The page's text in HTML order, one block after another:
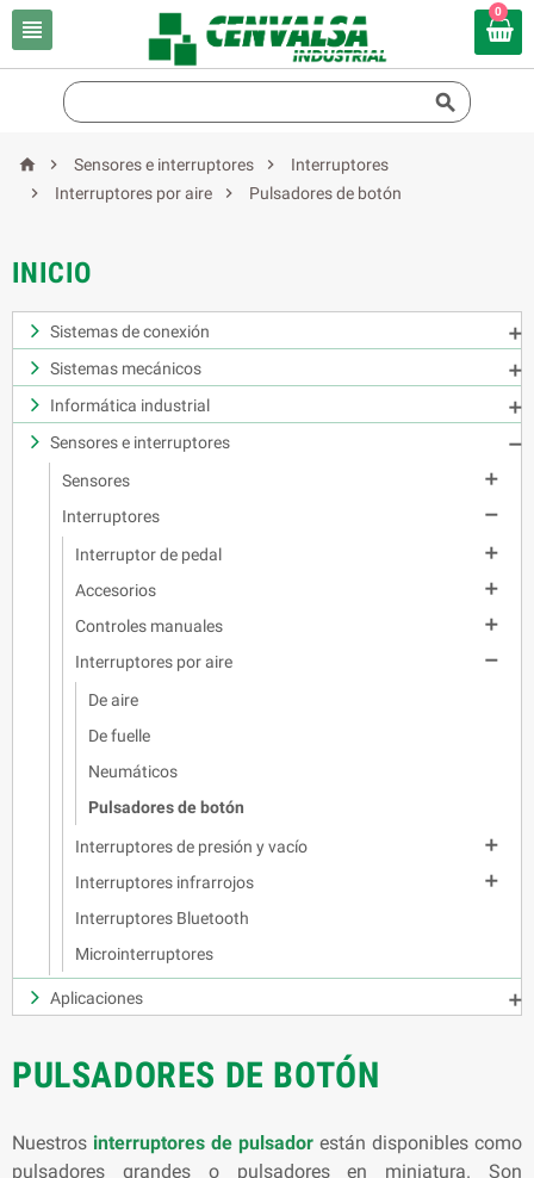

0

  Sensores e interruptores 
Interruptores

Interruptores por aire  Pulsadores de botón
INICIO
Sistemas de conexión

Sistemas mecánicos

Informática industrial

Sensores e interruptores

Sensores

Interruptores

Interruptor de pedal

Accesorios

Controles manuales

Interruptores por aire

De aire
De fuelle
Neumáticos
Pulsadores de botón
Interruptores de presión y vacío

Interruptores infrarrojos

Interruptores Bluetooth
Microinterruptores
Aplicaciones 
PULSADORES DE BOTÓN
Nuestros interruptores de pulsador están disponibles como
pulsadores grandes o pulsadores en miniatura. Son